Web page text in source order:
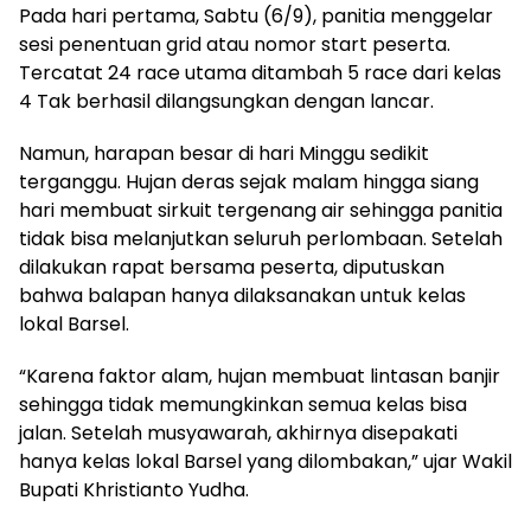
Pada hari pertama, Sabtu (6/9), panitia menggelar
sesi penentuan grid atau nomor start peserta.
Tercatat 24 race utama ditambah 5 race dari kelas
4 Tak berhasil dilangsungkan dengan lancar.
Namun, harapan besar di hari Minggu sedikit
terganggu. Hujan deras sejak malam hingga siang
hari membuat sirkuit tergenang air sehingga panitia
tidak bisa melanjutkan seluruh perlombaan. Setelah
dilakukan rapat bersama peserta, diputuskan
bahwa balapan hanya dilaksanakan untuk kelas
lokal Barsel.
“Karena faktor alam, hujan membuat lintasan banjir
sehingga tidak memungkinkan semua kelas bisa
jalan. Setelah musyawarah, akhirnya disepakati
hanya kelas lokal Barsel yang dilombakan,” ujar Wakil
Bupati Khristianto Yudha.